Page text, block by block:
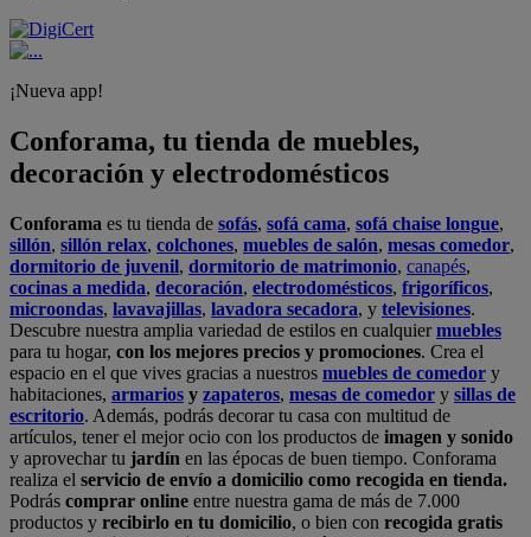
¡Nueva app!
Conforama, tu tienda de muebles,
decoración y electrodomésticos
Conforama es tu tienda de sofás, sofá cama, sofá chaise longue,
sillón, sillón relax, colchones, muebles de salón, mesas comedor,
dormitorio de juvenil, dormitorio de matrimonio, canapés,
cocinas a medida, decoración, electrodomésticos, frigoríficos,
microondas, lavavajillas, lavadora secadora, y televisiones.
Descubre nuestra amplia variedad de estilos en cualquiermuebles
para tu hogar, con los mejores precios y promociones. Crea el
espacio en el que vives gracias a nuestros muebles de comedor y
habitaciones, armarios y zapateros, mesas de comedor y sillas de
escritorio. Además, podrás decorar tu casa con multitud de
artículos, tener el mejor ocio con los productos de imagen y sonido
y aprovechar tu jardín en las épocas de buen tiempo. Conforama
realiza el servicio de envío a domicilio como recogida en tienda.
Podrás comprar online entre nuestra gama de más de 7.000
productos y recibirlo en tu domicilio, o bien con recogida gratis